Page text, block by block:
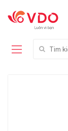
Tìm kiếm